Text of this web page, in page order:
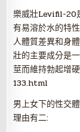
樂威壯Levifil-20
有易溶於水的特
人體質差異和身
壯的主要成分是
莖而維持勃起增
133.html
男上女下的性交
理由有二: